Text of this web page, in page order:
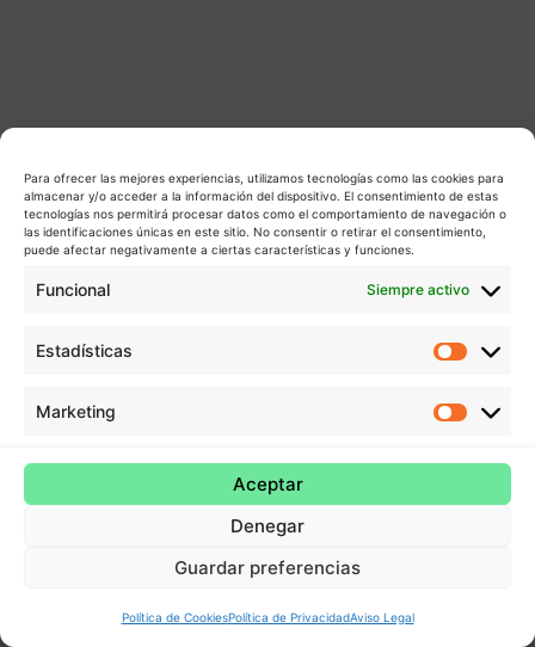
Para ofrecer las mejores experiencias, utilizamos tecnologías como las cookies para
almacenar y/o acceder a la información del dispositivo. El consentimiento de estas
tecnologías nos permitirá procesar datos como el comportamiento de navegación o
las identificaciones únicas en este sitio. No consentir o retirar el consentimiento,
puede afectar negativamente a ciertas características y funciones.
Funcional Siempre activo
Estadísticas
Marketing
Aceptar
Denegar
Guardar preferencias
Política de CookiesPolítica de PrivacidadAviso Legal